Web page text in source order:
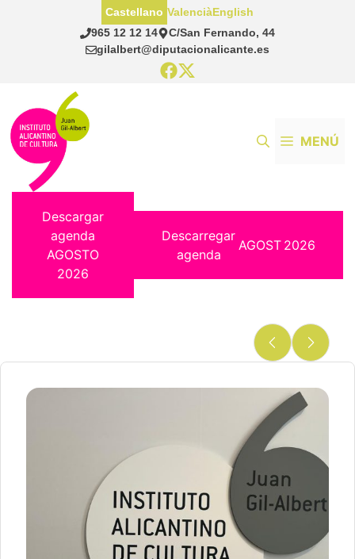
965 12 12 14
C/San Fernando, 44
gilalbert@diputacionalicante.es
Castellano ValenciàEnglish
MENÚ
Descargar
agenda
AGOSTO
2026
Descarregar
agenda
AGOST 2026